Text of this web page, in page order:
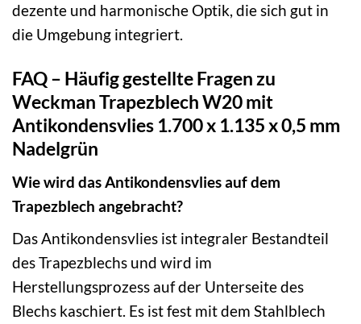
dezente und harmonische Optik, die sich gut in
die Umgebung integriert.
FAQ – Häufig gestellte Fragen zu
Weckman Trapezblech W20 mit
Antikondensvlies 1.700 x 1.135 x 0,5 mm
Nadelgrün
Wie wird das Antikondensvlies auf dem
Trapezblech angebracht?
Das Antikondensvlies ist integraler Bestandteil
des Trapezblechs und wird im
Herstellungsprozess auf der Unterseite des
Blechs kaschiert. Es ist fest mit dem Stahlblech